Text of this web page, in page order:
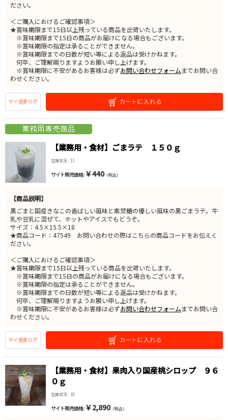
ださい。
＜ご購入におけるご確認事項＞
★賞味期限まで15日以上残っている商品を出荷いたします。
※賞味期限まで15日の商品がお届けになる場合もございます。
※賞味期限の指定は承ることができません。
※賞味期限までの日数が短い等による返品は受けかねます。
何卒、ご理解賜りますようお願い申し上げます。
※賞味期限に不安があるお客様は必ずお問い合わせフォームまでお問い合
わせください。
【業務用・食材】ごまラテ １５０ｇ
在庫状況 : 13
サイト販売価格 : ￥440（税込）
【商品説明】
黒ごまと国産きなこの香ばしい風味と素焚糖の優しい風味の黒ごまラテ。牛
乳や豆乳に混ぜて、ホットやアイスでもどうぞ。
サイズ：4.5×15.5×18
★商品コード：47549 お問い合わせの際はこちらの商品コードをお伝えく
ださい。
＜ご購入におけるご確認事項＞
★賞味期限まで15日以上残っている商品を出荷いたします。
※賞味期限まで15日の商品がお届けになる場合もございます。
※賞味期限の指定は承ることができません。
※賞味期限までの日数が短い等による返品は受けかねます。
何卒、ご理解賜りますようお願い申し上げます。
※賞味期限に不安があるお客様は必ずお問い合わせフォームまでお問い合
わせください。
【業務用・食材】果肉入り国産桃シロップ ９６
０ｇ
在庫状況 : 18
サイト販売価格 : ￥2,890（税込）